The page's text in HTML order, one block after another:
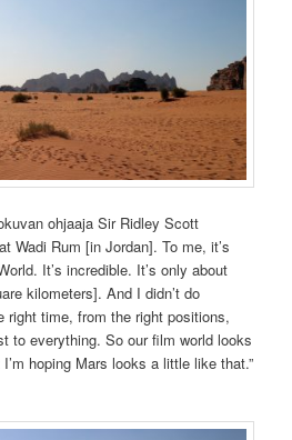
ohjaaja Sir Ridley Scott
Wadi Rum [in Jordan]. To me, it’s
It’s incredible. It’s only about
kilometers]. And I didn’t do
right time, from the right positions,
to everything. So our film world looks
hoping Mars looks a little like that.”